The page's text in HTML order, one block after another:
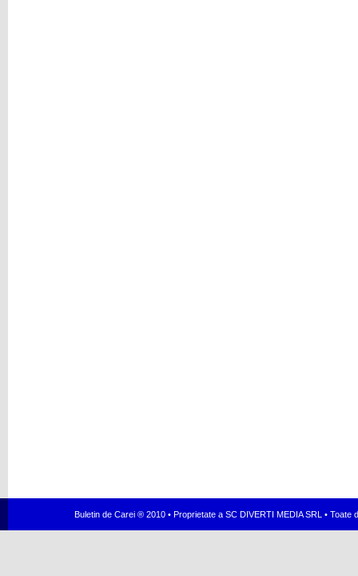
Buletin de Carei ® 2010 • Proprietate a SC DIVERTI MEDIA SRL •